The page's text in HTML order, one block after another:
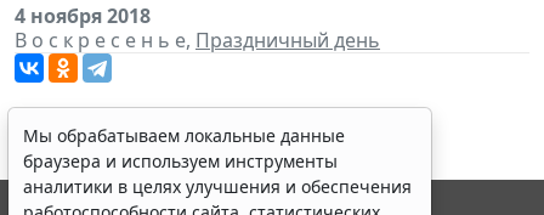
4 ноября 2018
В о с к р е с е н ь е, Праздничный день
Мы обрабатываем локальные данные
браузера и используем инструменты
аналитики в целях улучшения и обеспечения